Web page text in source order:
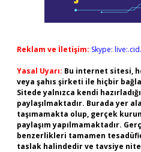
Reklam ve İletişim: Skype:
Yasal Uyarı: Bu internet sitesi,
veya şahıs şirketi ile hiçbir
Sitede yalnızca kendi
paylaşılmaktadır. Burada yer
taşımamakta olup, gerçek
paylaşım yapılmamaktadır.
benzerlikleri tamamen
taslak halindedir ve tavsiye